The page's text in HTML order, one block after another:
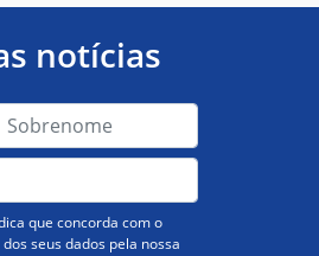
notícias
que concorda com o
seus dados pela nossa